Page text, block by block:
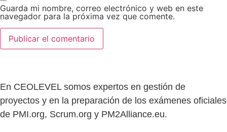
Guarda mi nombre, correo electrónico y web en este
navegador para la próxima vez que comente.
En CEOLEVEL somos expertos en gestión de
proyectos y en la preparación de los exámenes oficiales
de PMI.org, Scrum.org y PM2Alliance.eu.